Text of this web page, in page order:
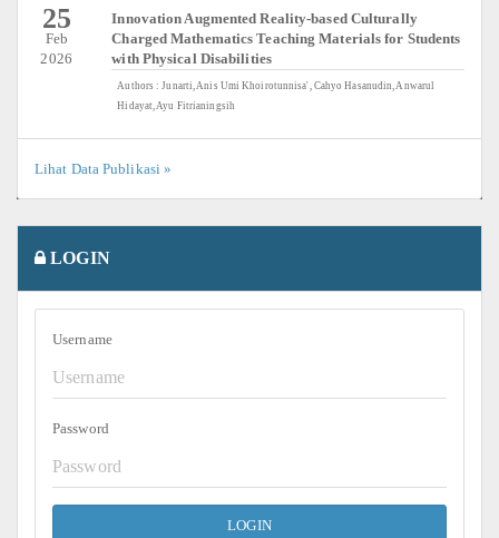
25
Feb
2026
Innovation Augmented Reality-based Culturally
Charged Mathematics Teaching Materials for Students
with Physical Disabilities
Authors : Junarti, Anis Umi Khoirotunnisa', Cahyo Hasanudin, Anwarul
Hidayat, Ayu Fitrianingsih
Lihat Data Publikasi »
LOGIN
Username
Password